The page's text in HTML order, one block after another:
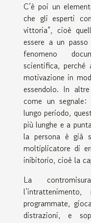
C’è poi un
che gli esperti
vittoria”, cioè
essere a un
fenomeno
scientifica,
motivazione in
essendolo. In
come un
lungo periodo,
più lunghe e a
la persona è già
moltiplicatore di
inibitorio, cioè la
La
programmate,
distrazioni, e